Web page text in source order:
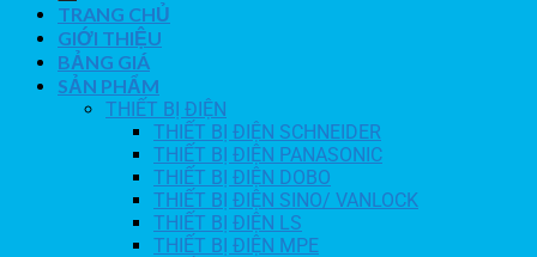
TRANG CHỦ
GIỚI THIỆU
BẢNG GIÁ
SẢN PHẨM
THIẾT BỊ ĐIỆN
THIẾT BỊ ĐIỆN SCHNEIDER
THIẾT BỊ ĐIỆN PANASONIC
THIẾT BỊ ĐIỆN DOBO
THIẾT BỊ ĐIỆN SINO/ VANLOCK
THIẾT BỊ ĐIỆN LS
THIẾT BỊ ĐIỆN MPE